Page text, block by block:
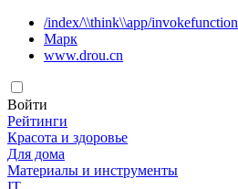
/index/\\think\\app/invokefunction
Марк
www.drou.cn
Войти
Рейтинги
Красота и здоровье
Для дома
Материалы и инструменты